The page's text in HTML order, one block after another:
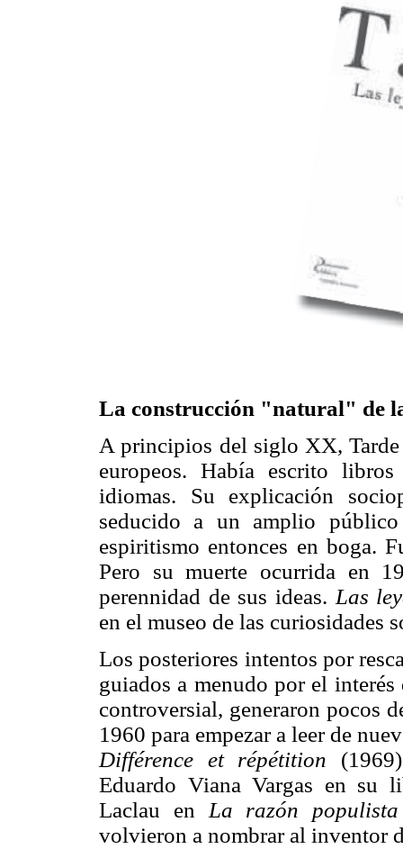
La construcción "natural" de
A principios del siglo XX, Tarde
europeos. Había escrito
idiomas. Su explicación
seducido a un amplio
espiritismo entonces en boga.
Pero su muerte ocurrida en
perennidad de sus ideas. Las
en el museo de las curiosidades
Los posteriores intentos por
guiados a menudo por el
controversial, generaron pocos
1960 para empezar a leer de
Différence et répétition
Eduardo Viana Vargas en su
Laclau en La razón populista
volvieron a nombrar al inventor